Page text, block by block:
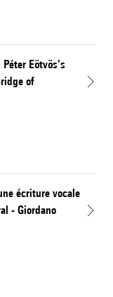
Eötvös’s
of
écriture vocale
- Giordano